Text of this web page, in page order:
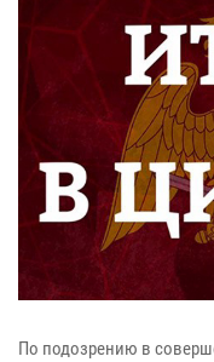
По подозрению в